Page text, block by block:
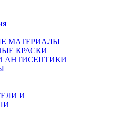
МАТЕРИАЛЫ
КРАСКИ
АНТИСЕПТИКИ
И